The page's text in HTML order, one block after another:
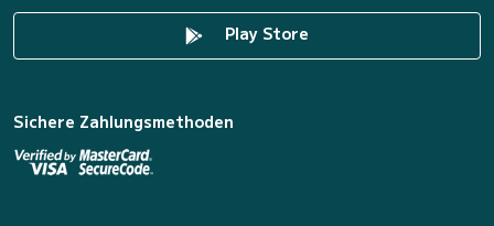
Play Store
Sichere Zahlungsmethoden